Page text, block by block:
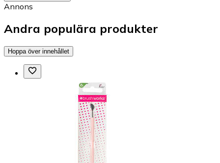
Annons
Andra populära produkter
Hoppa över innehållet